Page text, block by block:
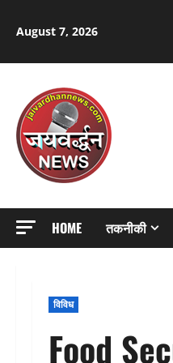
August 7, 2026
HOME तकनीकी
विविध
Food